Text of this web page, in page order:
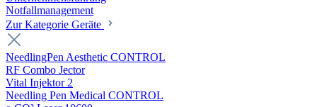
Notfallmanagement
Zur Kategorie Geräte
NeedlingPen Aesthetic CONTROL
RF Combo Jector
Vital Injektor 2
Needling Pen Medical CONTROL